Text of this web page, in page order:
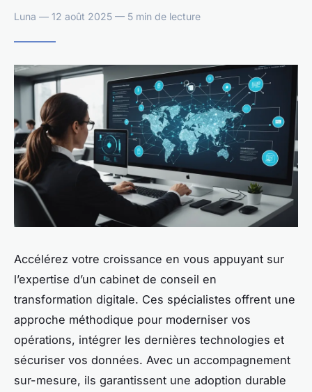
Luna — 12 août 2025 — 5 min de lecture
Accélérez votre croissance en vous appuyant sur
l’expertise d’un cabinet de conseil en
transformation digitale. Ces spécialistes offrent une
approche méthodique pour moderniser vos
opérations, intégrer les dernières technologies et
sécuriser vos données. Avec un accompagnement
sur-mesure, ils garantissent une adoption durable